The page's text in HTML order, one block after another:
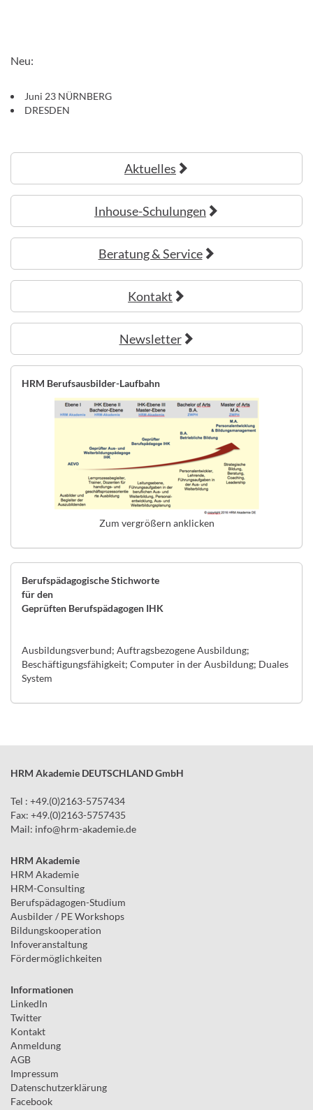
Neu:
Juni 23 NÜRNBERG
DRESDEN
Aktuelles
Inhouse-Schulungen
Beratung & Service
Kontakt
Newsletter
HRM Berufsausbilder-Laufbahn
Zum vergrößern anklicken
Berufspädagogische Stichworte
für den
Geprüften Berufspädagogen IHK
Ausbildungsverbund; Auftragsbezogene Ausbildung;
Beschäftigungsfähigkeit; Computer in der Ausbildung; Duales
System
HRM Akademie DEUTSCHLAND GmbH
Tel : +49.(0)2163-5757434
Fax: +49.(0)2163-5757435
Mail: info@hrm-akademie.de
HRM Akademie
HRM Akademie
HRM-Consulting
Berufspädagogen-Studium
Ausbilder / PE Workshops
Bildungskooperation
Infoveranstaltung
Fördermöglichkeiten
Informationen
LinkedIn
Twitter
Kontakt
Anmeldung
AGB
Impressum
Datenschutzerklärung
Facebook